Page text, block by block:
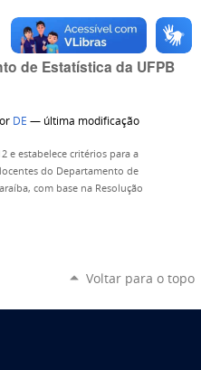
de Estatística da UFPB
DE — última modificação
e estabelece critérios para a
do Departamento de
com base na Resolução
Voltar para o topo